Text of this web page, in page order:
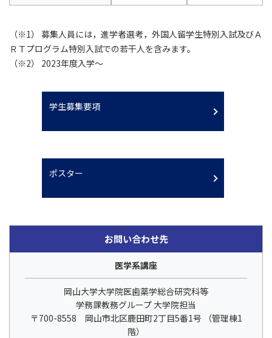
（※1） 募集人員には，進学者選考，外国人留学生特別入試及びＡ
ＲＴプログラム特別入試での若干人を含みます。
（※2） 2023年度入学～
学生募集要項
ポスター
お問い合わせ先
医学系講座
岡山大学大学院医歯薬学総合研究科等
学務課教務グループ 大学院担当
〒700-8558 岡山市北区鹿田町2丁目5番1号 （管理棟1
階）